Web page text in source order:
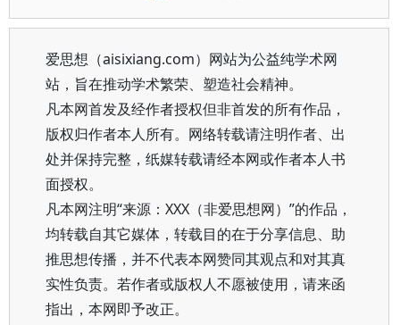
爱思想（aisixiang.com）网站为公益纯学术网
站，旨在推动学术繁荣、塑造社会精神。
凡本网首发及经作者授权但非首发的所有作品，
版权归作者本人所有。网络转载请注明作者、出
处并保持完整，纸媒转载请经本网或作者本人书
面授权。
凡本网注明“来源：XXX（非爱思想网）”的作品，
均转载自其它媒体，转载目的在于分享信息、助
推思想传播，并不代表本网赞同其观点和对其真
实性负责。若作者或版权人不愿被使用，请来函
指出，本网即予改正。